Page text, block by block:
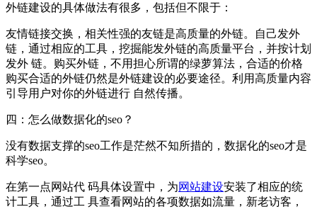
外链建设的具体做法有很多，包括但不限于：
友情链接交换，相关性强的友链是高质量的外链。自己发外
链，通过相应的工具，挖掘能发外链的高质量平台，并按计划
发外 链。购买外链，不用担心所谓的绿萝算法，合适的价格
购买合适的外链仍然是外链建设的必要途径。利用高质量内容
引导用户对你的外链进行 自然传播。
四：怎么做数据化的seo？
没有数据支撑的seo工作是茫然不知所措的，数据化的seo才是
科学seo。
在第一点网站代 码具体设置中，为网站建设安装了相应的统
计工具，通过工 具查看网站的各项数据如流量，新老访客，